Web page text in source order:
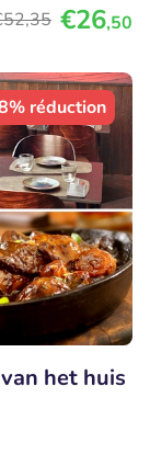
,35 €26,50
réduction
het huis